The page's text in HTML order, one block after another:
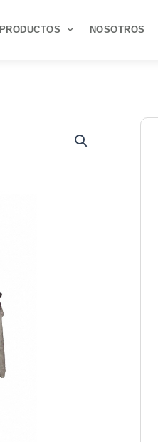
PRODUCTOS NOSOTROS